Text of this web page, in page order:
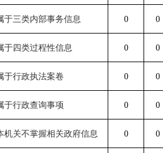
于三类内部事务信息 0 0
于四类过程性信息 0 0
于行政执法案卷 0 0
于行政查询事项 0 0
机关不掌握相关政府信息 0 0